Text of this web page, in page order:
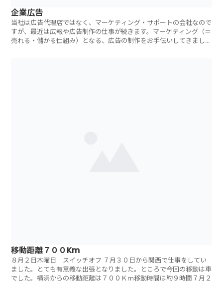
企業広告
当社は広告代理店ではなく、マーケティング・サポートの会社なので
すが、最近は広報や広告制作の仕事が続きます。マーケティング（＝
売れる・儲かる仕組み）となる、広告の制作をお手伝いしてきました
移動距離７００Km
８月２日木曜日 スイッチオフ ７月３０日から関西で仕事をしてい
ました。とても有意義な出張となりました。ところで今回の移動は車
でした。横浜からの移動距離は７００Ｋｍ移動時間は約９時間７月２